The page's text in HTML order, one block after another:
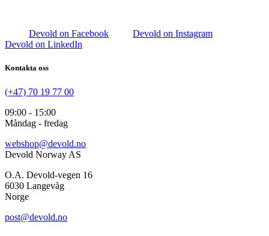
Devold on Facebook
Devold on Instagram
Devold on LinkedIn
Kontakta oss
(+47) 70 19 77 00
09:00 - 15:00
Måndag - fredag
webshop@devold.no
Devold Norway AS
O.A. Devold-vegen 16
6030 Langevåg
Norge
post@devold.no